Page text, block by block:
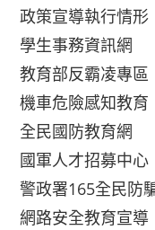
政策宣導執行情形
學生事務資訊網
教育部反霸凌專區
機車危險感知教育
全民國防教育網
國軍人才招募中心
警政署165全民防
網路安全教育宣導